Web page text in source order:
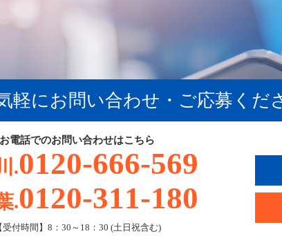
軽にお問い合わせ・ご応募くだ
お電話でのお問い合わせはこちら
.0120-666-569
.0120-311-180
受付時間】8：30～18：30 (土日祝含む)